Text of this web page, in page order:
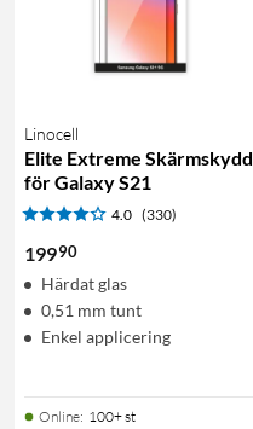
Linocell
Elite Extreme Skärmskydd
för Galaxy S21
4.0 (330)
19990
Härdat glas
0,51 mm tunt
Enkel applicering
Online: 100+ st